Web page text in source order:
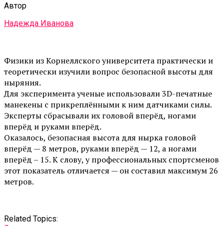
Автор
Надежда Иванова
Физики из Корнеллского университета практически и
теоретически изучили вопрос безопасной высоты для
ныряния.
Для эксперимента ученые использовали 3D-печатные
манекены с прикреплёнными к ним датчиками силы.
Эксперты сбрасывали их головой вперёд, ногами
вперёд и руками вперёд.
Оказалось, безопасная высота для нырка головой
вперёд — 8 метров, руками вперёд — 12, а ногами
вперёд – 15. К слову, у профессиональных спортсменов
этот показатель отличается — он составил максимум 26
метров.
Related Topics: